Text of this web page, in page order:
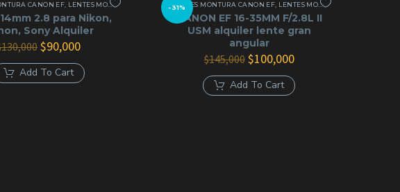
SONY E,LENTES Y ÓPTICAS
CANON EF, LENTES MONTURA NIKON ,LENTES MONTURA SONY E,LENTES Y ÓPTICAS
2.8 para Nikon,
Sony Alquiler
130,000 El
precio
original
era:
$90,000El
actual
es:
Add To Cart
-31%
LENTES MONTURA CANON EF, LENTES MONTURA SONY E
CANON EF 16-35MM F/2.8L II
USM alquiler lente gran
angular
$145,000 El
precio
original
era:
$100,000El
actual
es:
Add To Cart